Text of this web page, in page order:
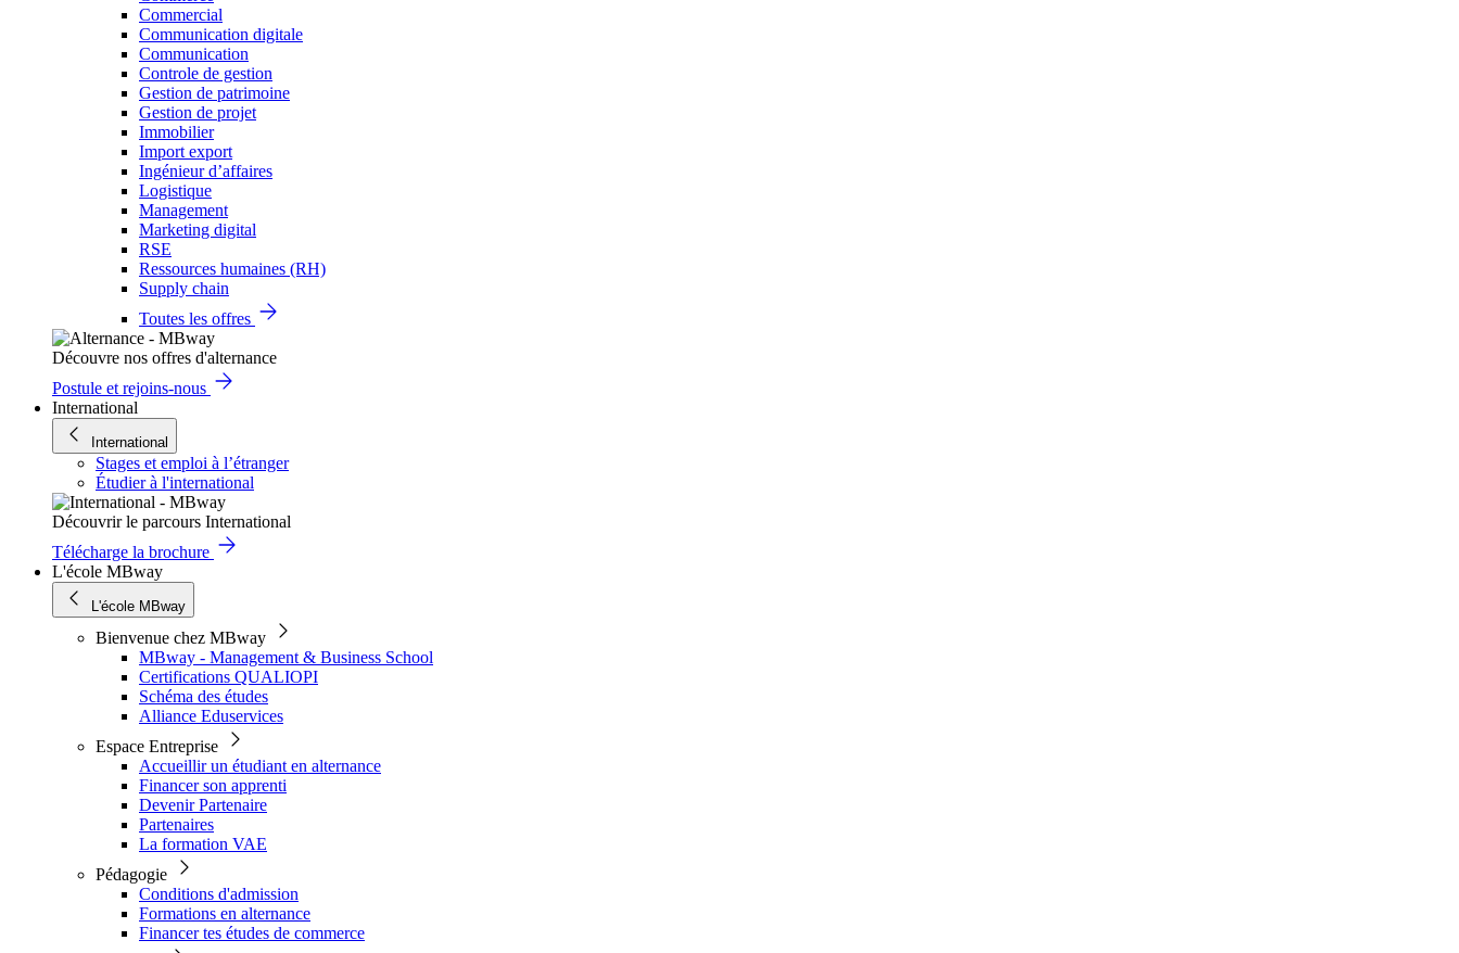
Commercial
Communication digitale
Communication
Controle de gestion
Gestion de patrimoine
Gestion de projet
Immobilier
Import export
Ingénieur d’affaires
Logistique
Management
Marketing digital
RSE
Ressources humaines (RH)
Supply chain
Toutes les offres
Découvre nos offres d'alternance
Postule et rejoins-nous
International
International
Stages et emploi à l’étranger
Étudier à l'international
Découvrir le parcours International
Télécharge la brochure
L'école MBway
L'école MBway
Bienvenue chez MBway
MBway - Management & Business School
Certifications QUALIOPI
Schéma des études
Alliance Eduservices
Espace Entreprise
Accueillir un étudiant en alternance
Financer son apprenti
Devenir Partenaire
Partenaires
La formation VAE
Pédagogie
Conditions d'admission
Formations en alternance
Financer tes études de commerce